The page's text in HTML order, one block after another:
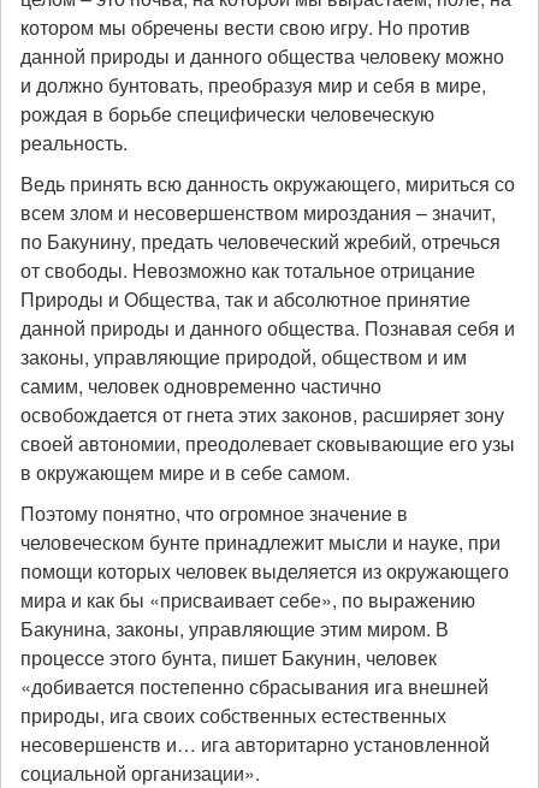
котором мы обречены вести свою игру. Но против
данной природы и данного общества человеку можно
и должно бунтовать, преобразуя мир и себя в мире,
рождая в борьбе специфически человеческую
реальность.
Ведь принять всю данность окружающего, мириться со
всем злом и несовершенством мироздания – значит,
по Бакунину, предать человеческий жребий, отречься
от свободы. Невозможно как тотальное отрицание
Природы и Общества, так и абсолютное принятие
данной природы и данного общества. Познавая себя и
законы, управляющие природой, обществом и им
самим, человек одновременно частично
освобождается от гнета этих законов, расширяет зону
своей автономии, преодолевает сковывающие его узы
в окружающем мире и в себе самом.
Поэтому понятно, что огромное значение в
человеческом бунте принадлежит мысли и науке, при
помощи которых человек выделяется из окружающего
мира и как бы «присваивает себе», по выражению
Бакунина, законы, управляющие этим миром. В
процессе этого бунта, пишет Бакунин, человек
«добивается постепенно сбрасывания ига внешней
природы, ига своих собственных естественных
несовершенств и… ига авторитарно установленной
социальной организации».